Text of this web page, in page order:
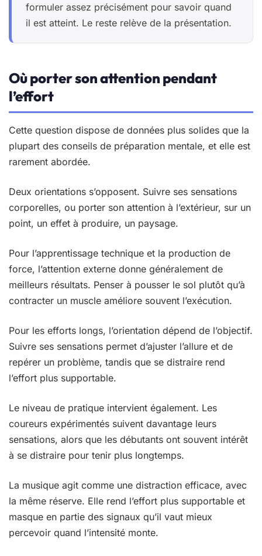
formuler assez précisément pour savoir quand
il est atteint. Le reste relève de la présentation.
Où porter son attention pendant
l’effort
Cette question dispose de données plus solides que la
plupart des conseils de préparation mentale, et elle est
rarement abordée.
Deux orientations s’opposent. Suivre ses sensations
corporelles, ou porter son attention à l’extérieur, sur un
point, un effet à produire, un paysage.
Pour l’apprentissage technique et la production de
force, l’attention externe donne généralement de
meilleurs résultats. Penser à pousser le sol plutôt qu’à
contracter un muscle améliore souvent l’exécution.
Pour les efforts longs, l’orientation dépend de l’objectif.
Suivre ses sensations permet d’ajuster l’allure et de
repérer un problème, tandis que se distraire rend
l’effort plus supportable.
Le niveau de pratique intervient également. Les
coureurs expérimentés suivent davantage leurs
sensations, alors que les débutants ont souvent intérêt
à se distraire pour tenir plus longtemps.
La musique agit comme une distraction efficace, avec
la même réserve. Elle rend l’effort plus supportable et
masque en partie des signaux qu’il vaut mieux
percevoir quand l’intensité monte.